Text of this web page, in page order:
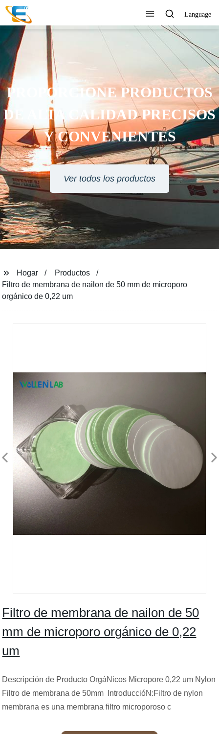
Language
PROPORCIONE PRODUCTOS
DE ALTA CALIDAD PRECISOS
Y CONVENIENTES
Ver todos los productos
Hogar
Productos
Filtro de membrana de nailon de 50 mm de microporo
orgánico de 0,22 um
Filtro de membrana de nailon de 50
mm de microporo orgánico de 0,22
um
Descripción de Producto OrgáNicos Micropore 0,22 um Nylon
Filtro de membrana de 50mm IntroduccióN:Filtro de nylon
membrana es una membrana filtro microporoso c